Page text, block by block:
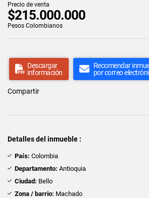
Precio de venta
$215.000.000
Pesos Colombianos
Descargar
información
Recomendar
por correo
Compartir
Detalles del inmueble :
País: Colombia
Departamento: Antioquia
Ciudad: Bello
Zona / barrio: Machado